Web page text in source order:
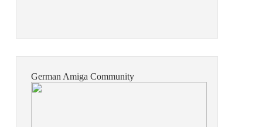
German Amiga Community